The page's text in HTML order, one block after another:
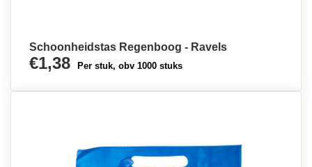
Schoonheidstas Regenboog - Ravels
€1,38 Per stuk, obv 1000 stuks